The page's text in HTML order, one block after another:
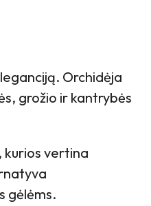
Orchidėja
grožio ir kantrybės
kurios vertina
gėlėms.